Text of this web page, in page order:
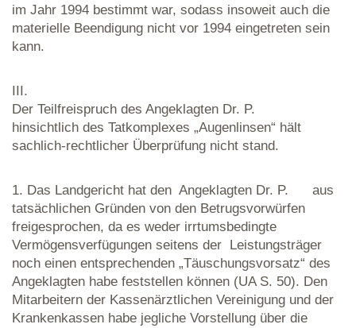
im Jahr 1994 bestimmt war, sodass insoweit auch die
materielle Beendigung nicht vor 1994 eingetreten sein
kann.
III.
Der Teilfreispruch des Angeklagten Dr. P.
hinsichtlich des Tatkomplexes „Augenlinsen“ hält
sachlich-rechtlicher Überprüfung nicht stand.
1. Das Landgericht hat den Angeklagten Dr. P. aus
tatsächlichen Gründen von den Betrugsvorwürfen
freigesprochen, da es weder irrtumsbedingte
Vermögensverfügungen seitens der Leistungsträger
noch einen entsprechenden „Täuschungsvorsatz“ des
Angeklagten habe feststellen können (UA S. 50). Den
Mitarbeitern der Kassenärztlichen Vereinigung und der
Krankenkassen habe jegliche Vorstellung über die